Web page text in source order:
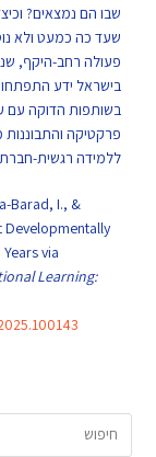
שבו הם נמצאים?
שעד כה כמעט ולא
פעולה רחב-היקף,
בשותפות הדוקה עם
פרקטיקה
ללמידה רגשית-
Barad, I., &
Developmentally
via
Learning: